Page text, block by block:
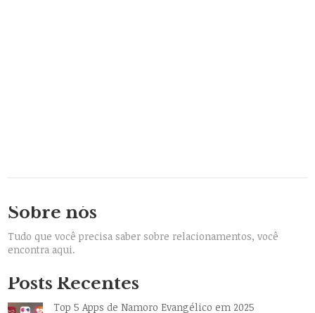
Sobre nós
Tudo que você precisa saber sobre relacionamentos, você
encontra aqui.
Posts Recentes
Top 5 Apps de Namoro Evangélico em 2025